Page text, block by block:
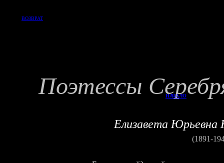
ВОЗВРАТ
Поэтессы
Елизавета
(1891-
НАЧАЛО